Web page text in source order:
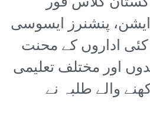
پنشنرز ایسوسی
اداروں کے محنت
اور مختلف تعلیمی
والے طلبہ نے